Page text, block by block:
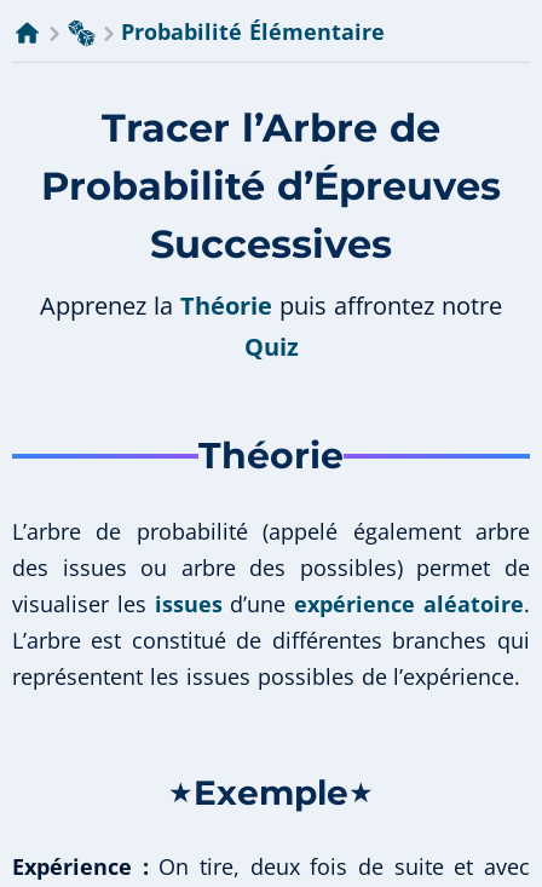
Probabilité Élémentaire
Tracer l’Arbre de
Probabilité d’Épreuves
Successives
Apprenez laThéorie puis affrontez notre
Quiz
Théorie
L’arbre de probabilité (appelé également arbre
des issues ou arbre des possibles) permet de
visualiser les issuesd’uneexpérience aléatoire.
L’arbre est constitué de différentes branches qui
représentent les issues possibles de l’expérience.
★Exemple★
Expérience : On tire, deux fois de suite et avec